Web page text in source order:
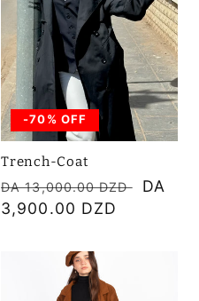
-70% OFF
Trench-Coat
Prix
habituel
DA 13,000.00 DZD
Prix
DA
3,900.00 DZD